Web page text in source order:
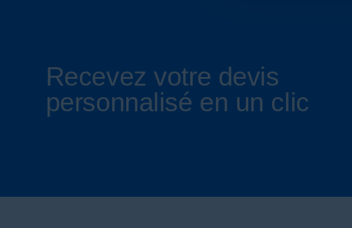
Recevez votre devis
personnalisé en un clic